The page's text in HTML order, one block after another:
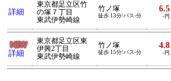
詳細
東京都足立区竹
の塚７丁目
東武伊勢崎線
竹ノ塚
徒歩 13分/バス-分
6.5
-円
詳細
東京都足立区東
伊興2丁目
東武伊勢崎線
竹ノ塚
徒歩 15分/バス-分
4.8
-円